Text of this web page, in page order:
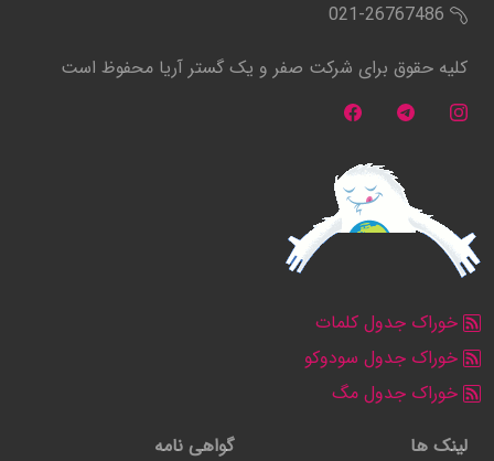
021-26767486
کلیه حقوق برای شرکت صفر و یک گستر آریا محفوظ است
خوراک جدول کلمات
خوراک جدول سودوکو
خوراک جدول مگ
لینک ها
گواهی نامه